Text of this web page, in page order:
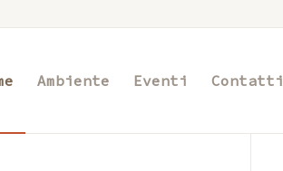
Ambiente Eventi Contatti